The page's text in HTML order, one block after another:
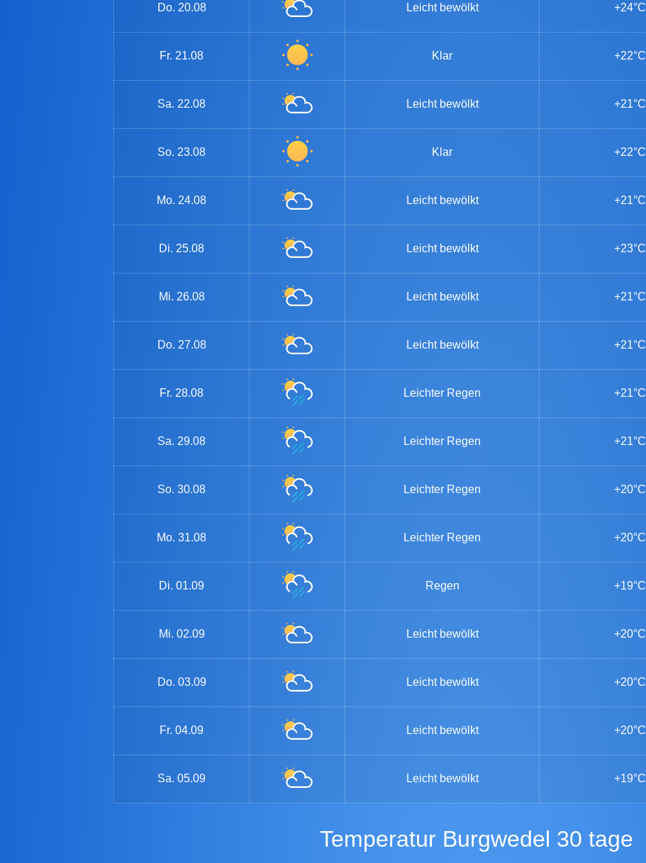
Do. 20.08 Leicht bewölkt +24°C
Fr. 21.08 Klar +22°C
Sa. 22.08 Leicht bewölkt +21°C
So. 23.08 Klar +22°C
Mo. 24.08 Leicht bewölkt +21°C
Di. 25.08 Leicht bewölkt +23°C
Mi. 26.08 Leicht bewölkt +21°C
Do. 27.08 Leicht bewölkt +21°C
Fr. 28.08 Leichter Regen +21°C
Sa. 29.08 Leichter Regen +21°C
So. 30.08 Leichter Regen +20°C
Mo. 31.08 Leichter Regen +20°C
Di. 01.09 Regen +19°C
Mi. 02.09 Leicht bewölkt +20°C
Do. 03.09 Leicht bewölkt +20°C
Fr. 04.09 Leicht bewölkt +20°C
Sa. 05.09 Leicht bewölkt +19°C
Temperatur Burgwedel 30 tage